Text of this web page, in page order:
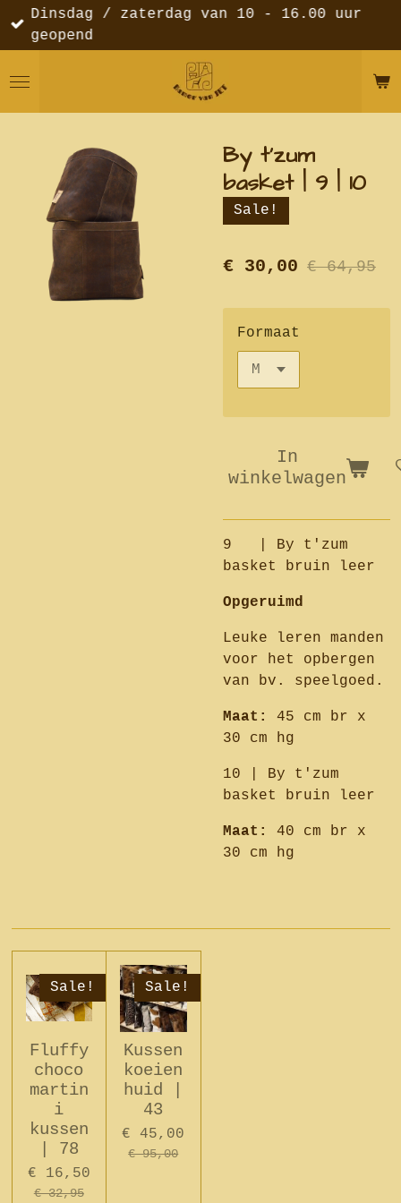
Ga
direct
de
Dinsdag / zaterdag van 10 - 16.00 uur
geopend
By t'zum
basket | 9 | 10
Sale!
€ 30,00 € 64,95
Formaat
In
winkelwagen
9 | By t'zum
basket bruin leer
Opgeruimd
Leuke leren manden
voor het opbergen
van bv. speelgoed.
Maat:
45 cm br x
30 cm hg
10 | By t'zum
basket bruin leer
Maat:
40 cm br x
30 cm hg
Sale!
Fluffy
choco
martin
i
kussen
| 78
€ 16,50
€ 32,95
Sale!
Kussen
koeien
huid |
43
€ 45,00
€ 95,00